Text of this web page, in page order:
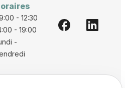
- 12:30
- 19:00
-